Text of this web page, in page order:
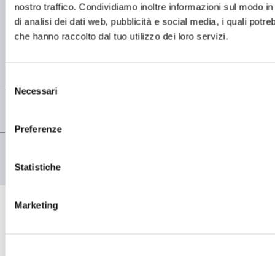
nostro traffico. Condividiamo inoltre informazioni sul modo
di analisi dei dati web, pubblicità e social media, i quali
che hanno raccolto dal tuo utilizzo dei loro servizi.
delNecessari
Preferenze
Statistiche
Marketing
28877 Anzola d'Ossola (VB) Italia
Tel. (+39) 0323 836386
SEDE LEGALE